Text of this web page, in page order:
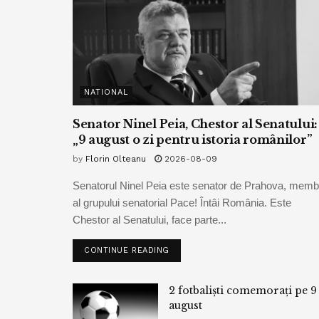
NATIONAL
Senator Ninel Peia, Chestor al Senatului:
„9 august o zi pentru istoria românilor”
by Florin Olteanu 2026-08-09
Senatorul Ninel Peia este senator de Prahova,
al grupului senatorial Pace! Întâi România. Este
Chestor al Senatului, face parte...
CONTINUE READING
2 fotbaliști comemorați pe 9
august